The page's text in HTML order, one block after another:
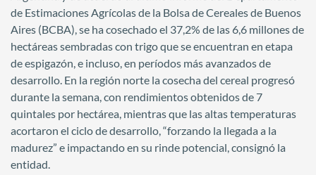
de Estimaciones Agrícolas de la Bolsa de Cereales de Buenos
Aires (BCBA), se ha cosechado el 37,2% de las 6,6 millones de
hectáreas sembradas con trigo que se encuentran en etapa
de espigazón, e incluso, en períodos más avanzados de
desarrollo. En la región norte la cosecha del cereal progresó
durante la semana, con rendimientos obtenidos de 7
quintales por hectárea, mientras que las altas temperaturas
acortaron el ciclo de desarrollo, “forzando la llegada a la
madurez” e impactando en su rinde potencial, consignó la
entidad.